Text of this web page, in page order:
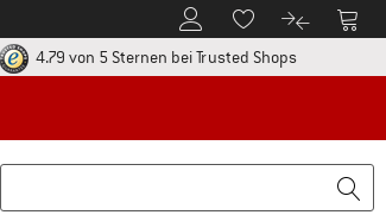
Zum KundenkontoZum Merkzettel.
Zum Zum
Richtlinien Öffnet sich in einer Infobox
4.79 von 5 Sternen bei Trusted ShopsFinde alle